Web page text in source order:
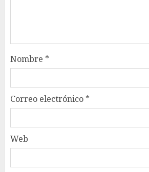
Nombre *
Correo electrónico *
Web